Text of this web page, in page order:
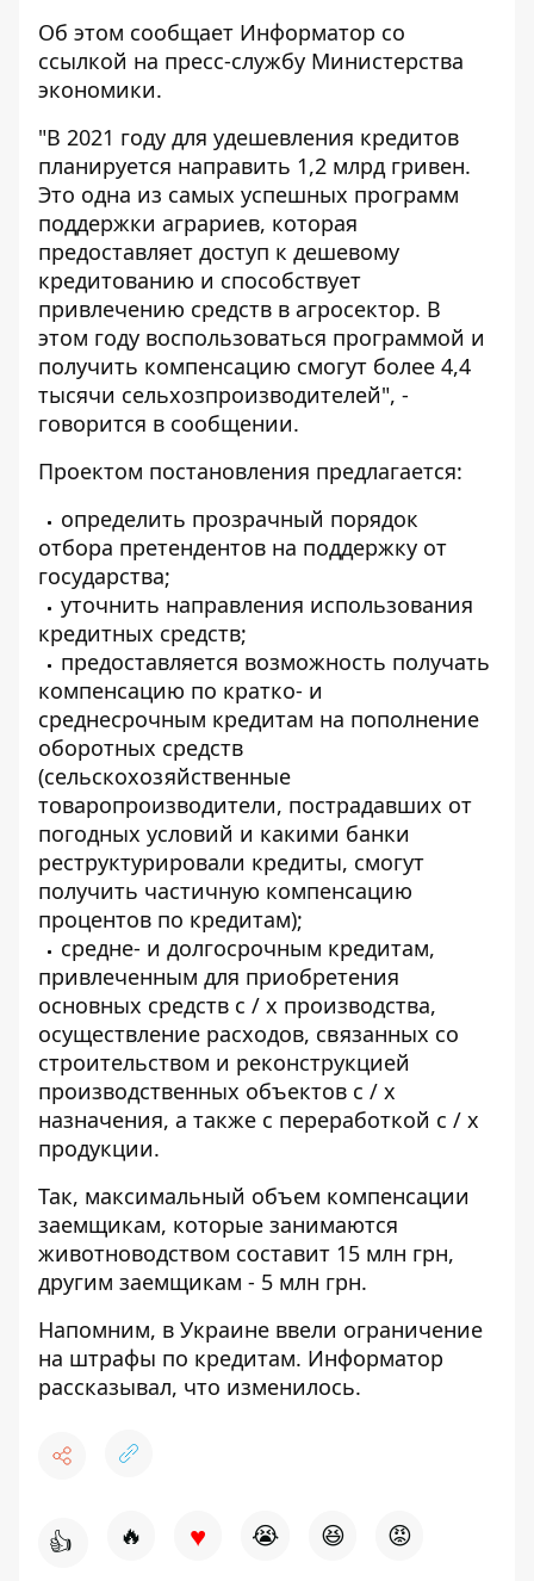
Об этом сообщает Информатор со
ссылкой на пресс-службу Министерства
экономики.
"В 2021 году для удешевления кредитов
планируется направить 1,2 млрд гривен.
Это одна из самых успешных программ
поддержки аграриев, которая
предоставляет доступ к дешевому
кредитованию и способствует
привлечению средств в агросектор. В
этом году воспользоваться программой и
получить компенсацию смогут более 4,4
тысячи сельхозпроизводителей", -
говорится в сообщении.
Проектом постановления предлагается:
определить прозрачный порядок
отбора претендентов на поддержку от
государства;
уточнить направления использования
кредитных средств;
предоставляется возможность получать
компенсацию по кратко- и
среднесрочным кредитам на пополнение
оборотных средств
(сельскохозяйственные
товаропроизводители, пострадавших от
погодных условий и какими банки
реструктурировали кредиты, смогут
получить частичную компенсацию
процентов по кредитам);
средне- и долгосрочным кредитам,
привлеченным для приобретения
основных средств с / х производства,
осуществление расходов, связанных со
строительством и реконструкцией
производственных объектов с / х
назначения, а также с переработкой с / х
продукции.
Так, максимальный объем компенсации
заемщикам, которые занимаются
животноводством составит 15 млн грн,
другим заемщикам - 5 млн грн.
Напомним, в Украине ввели ограничение
на штрафы по кредитам. Информатор
рассказывал, что изменилось.
👍 🔥 ♥ 😭 😆 😡